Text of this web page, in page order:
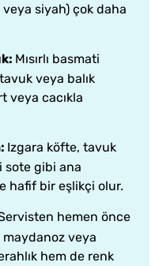
siyah) çok daha
Mısırlı basmati
veya balık
veya cacıkla
Izgara köfte, tavuk
sote gibi ana
hafif bir eşlikçi olur.
hemen önce
maydanoz veya
hem de renk